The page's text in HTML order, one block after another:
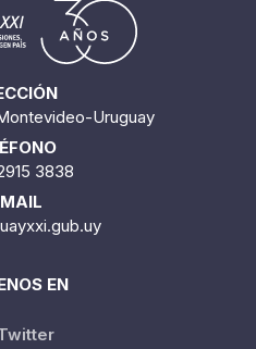
Uruguay
3838
EN